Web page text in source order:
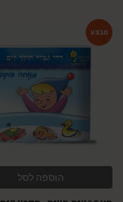
הוספה לסל